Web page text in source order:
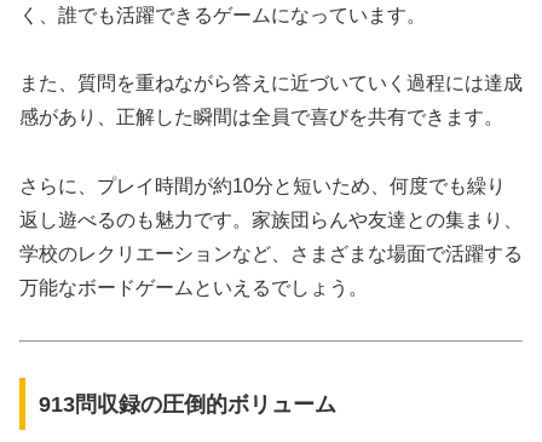
く、誰でも活躍できるゲームになっています。
また、質問を重ねながら答えに近づいていく過程には達成
感があり、正解した瞬間は全員で喜びを共有できます。
さらに、プレイ時間が約10分と短いため、何度でも繰り
返し遊べるのも魅力です。家族団らんや友達との集まり、
学校のレクリエーションなど、さまざまな場面で活躍する
万能なボードゲームといえるでしょう。
913問収録の圧倒的ボリューム